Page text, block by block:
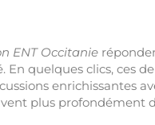
ENT Occitanie
En quelques clics, ces
enrichissantes
plus profondément